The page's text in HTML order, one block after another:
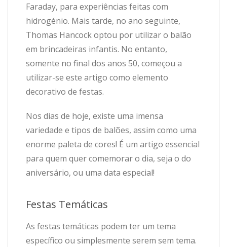
Faraday, para experiências feitas com
hidrogénio. Mais tarde, no ano seguinte,
Thomas Hancock optou por utilizar o balão
em brincadeiras infantis. No entanto,
somente no final dos anos 50, começou a
utilizar-se este artigo como elemento
decorativo de festas.
Nos dias de hoje, existe uma imensa
variedade e tipos de balões, assim como uma
enorme paleta de cores! É um artigo essencial
para quem quer comemorar o dia, seja o do
aniversário, ou uma data especial!
Festas Temáticas
As festas temáticas podem ter um tema
específico ou simplesmente serem sem tema.